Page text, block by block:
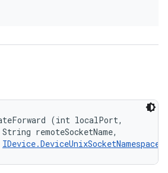
(int localPort,
remoteSocketName,
IDevice.DeviceUnixSocketNamespace